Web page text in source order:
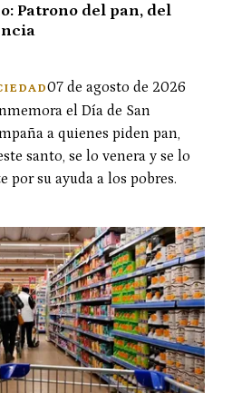
Patrono del pan, del
07 de agosto de 2026
el Día de San
a quienes piden pan,
santo, se lo venera y se lo
por su ayuda a los pobres.